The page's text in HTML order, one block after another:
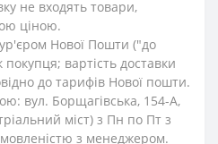
не входять товари,
ціною.
Нової Пошти ("до
вартість доставки
до тарифів Нової пошти.
вул. Борщагівська, 154-А,
міст) з Пн по Пт з
з менеджером.